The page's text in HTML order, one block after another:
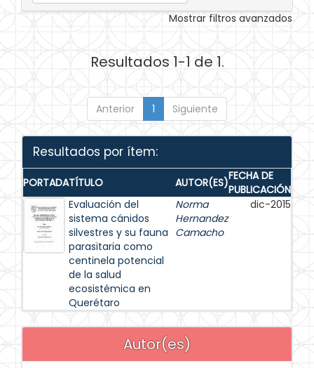
Mostrar filtros avanzados
Resultados 1-1 de 1.
Anterior 1 Siguiente
Resultados por ítem:
PORTADATÍTULO AUTOR(ES)FECHA DE
PUBLICACIÓN
Evaluación del
sistema cánidos
silvestres y su fauna
parasitaria como
centinela potencial
de la salud
ecosistémica en
Querétaro
Norma
Hernandez
Camacho
dic-2015
Autor(es)